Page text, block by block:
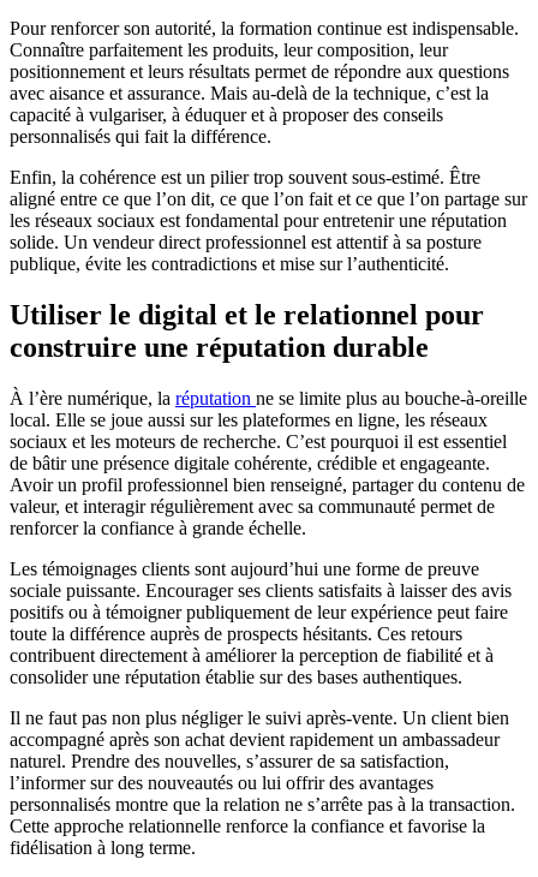
Pour renforcer son autorité, la formation continue est indispensable.
Connaître parfaitement les produits, leur composition, leur
positionnement et leurs résultats permet de répondre aux questions
avec aisance et assurance. Mais au-delà de la technique, c’est la
capacité à vulgariser, à éduquer et à proposer des conseils
personnalisés qui fait la différence.
Enfin, la cohérence est un pilier trop souvent sous-estimé. Être
aligné entre ce que l’on dit, ce que l’on fait et ce que l’on partage sur
les réseaux sociaux est fondamental pour entretenir une réputation
solide. Un vendeur direct professionnel est attentif à sa posture
publique, évite les contradictions et mise sur l’authenticité.
Utiliser le digital et le relationnel pour
construire une réputation durable
À l’ère numérique, la réputation ne se limite plus au bouche-à-oreille
local. Elle se joue aussi sur les plateformes en ligne, les réseaux
sociaux et les moteurs de recherche. C’est pourquoi il est essentiel
de bâtir une présence digitale cohérente, crédible et engageante.
Avoir un profil professionnel bien renseigné, partager du contenu de
valeur, et interagir régulièrement avec sa communauté permet de
renforcer la confiance à grande échelle.
Les témoignages clients sont aujourd’hui une forme de preuve
sociale puissante. Encourager ses clients satisfaits à laisser des avis
positifs ou à témoigner publiquement de leur expérience peut faire
toute la différence auprès de prospects hésitants. Ces retours
contribuent directement à améliorer la perception de fiabilité et à
consolider une réputation établie sur des bases authentiques.
Il ne faut pas non plus négliger le suivi après-vente. Un client bien
accompagné après son achat devient rapidement un ambassadeur
naturel. Prendre des nouvelles, s’assurer de sa satisfaction,
l’informer sur des nouveautés ou lui offrir des avantages
personnalisés montre que la relation ne s’arrête pas à la transaction.
Cette approche relationnelle renforce la confiance et favorise la
fidélisation à long terme.